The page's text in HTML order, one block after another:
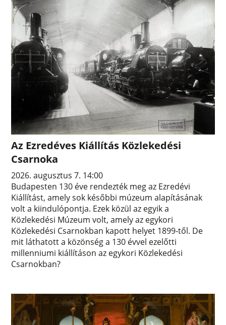
Az Ezredéves Kiállítás Közlekedési
Csarnoka
2026. augusztus 7. 14:00
Budapesten 130 éve rendezték meg az Ezredévi
Kiállítást, amely sok későbbi múzeum alapításának
volt a kiindulópontja. Ezek közül az egyik a
Közlekedési Múzeum volt, amely az egykori
Közlekedési Csarnokban kapott helyet 1899-től. De
mit láthatott a közönség a 130 évvel ezelőtti
millenniumi kiállításon az egykori Közlekedési
Csarnokban?